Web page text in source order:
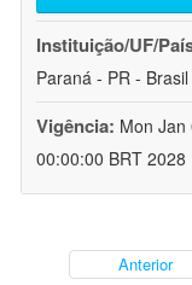
Instituição/UF/
Paraná - PR - Brasil
Vigência: Mon Jan
00:00:00 BRT 2028
Anterior